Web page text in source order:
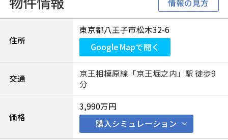
情報の見方
住所
東京都八王子市松木32-6
Google Mapで開く
交通
京王相模原線「京王堀之内」駅 徒歩9
分
価格
3,990万円
購入シミュレーション